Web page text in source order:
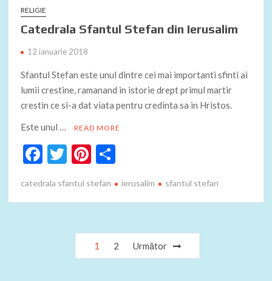
RELIGIE
Catedrala Sfantul Stefan din Ierusalim
12 ianuarie 2018
Sfantul Stefan este unul dintre cei mai importanti sfinti ai
lumii crestine, ramanand in istorie drept primul martir
crestin ce si-a dat viata pentru credinta sa in Hristos.
Este unul …
READ MORE
F
e
T
itt
Pi
er
t
ta
az
ă
catedrala sfantul stefan ierusalim sfantul stefan
1 2 Următor